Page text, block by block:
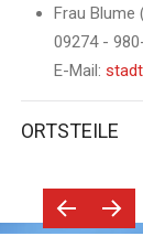
FrauBlume
09274 -
E-Mail:
ORTSTEILE